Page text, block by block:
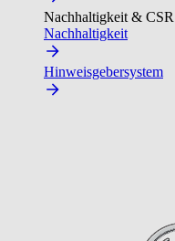
Nachhaltigkeit & CSR
Nachhaltigkeit
Hinweisgebersystem